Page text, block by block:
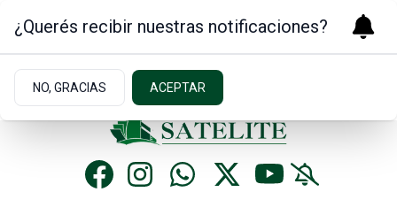
7.7ºc | Concordia, AR
¿Querés recibir nuestras notificaciones?
NO, GRACIAS ACEPTAR